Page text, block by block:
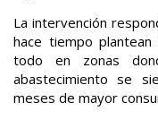
La intervención
hace tiempo
todo en zonas
abastecimiento se
meses de mayor